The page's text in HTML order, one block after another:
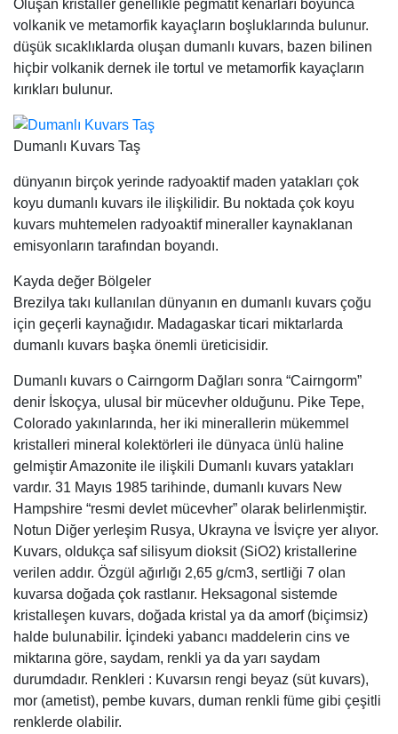
Oluşan kristaller genellikle pegmatit kenarları boyunca
volkanik ve metamorfik kayaçların boşluklarında bulunur.
düşük sıcaklıklarda oluşan dumanlı kuvars, bazen bilinen
hiçbir volkanik dernek ile tortul ve metamorfik kayaçların
kırıkları bulunur.
Dumanlı Kuvars Taş
dünyanın birçok yerinde radyoaktif maden yatakları çok
koyu dumanlı kuvars ile ilişkilidir. Bu noktada çok koyu
kuvars muhtemelen radyoaktif mineraller kaynaklanan
emisyonların tarafından boyandı.
Kayda değer Bölgeler
Brezilya takı kullanılan dünyanın en dumanlı kuvars çoğu
için geçerli kaynağıdır. Madagaskar ticari miktarlarda
dumanlı kuvars başka önemli üreticisidir.
Dumanlı kuvars o Cairngorm Dağları sonra “Cairngorm”
denir İskoçya, ulusal bir mücevher olduğunu. Pike Tepe,
Colorado yakınlarında, her iki minerallerin mükemmel
kristalleri mineral kolektörleri ile dünyaca ünlü haline
gelmiştir Amazonite ile ilişkili Dumanlı kuvars yatakları
vardır. 31 Mayıs 1985 tarihinde, dumanlı kuvars New
Hampshire “resmi devlet mücevher” olarak belirlenmiştir.
Notun Diğer yerleşim Rusya, Ukrayna ve İsviçre yer alıyor.
Kuvars, oldukça saf silisyum dioksit (SiO2) kristallerine
verilen addır. Özgül ağırlığı 2,65 g/cm3, sertliği 7 olan
kuvarsa doğada çok rastlanır. Heksagonal sistemde
kristalleşen kuvars, doğada kristal ya da amorf (biçimsiz)
halde bulunabilir. İçindeki yabancı maddelerin cins ve
miktarına göre, saydam, renkli ya da yarı saydam
durumdadır. Renkleri : Kuvarsın rengi beyaz (süt kuvars),
mor (ametist), pembe kuvars, duman renkli füme gibi çeşitli
renklerde olabilir.